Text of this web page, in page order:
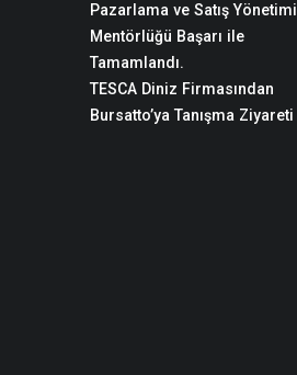
Pazarlama ve Satış Yönetimi
Mentörlüğü Başarı ile
Tamamlandı.
TESCA Diniz Firmasından
Bursatto’ya Tanışma Ziyareti